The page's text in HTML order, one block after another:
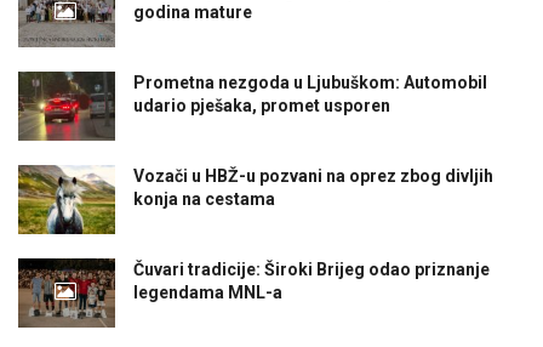
godina mature
Prometna nezgoda u Ljubuškom: Automobil
udario pješaka, promet usporen
Vozači u HBŽ-u pozvani na oprez zbog divljih
konja na cestama
Čuvari tradicije: Široki Brijeg odao priznanje
legendama MNL-a